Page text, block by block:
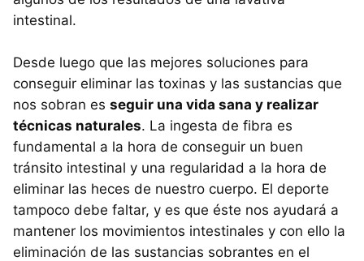
intestinal.
Desde luego que las mejores soluciones para
conseguir eliminar las toxinas y las sustancias que
nos sobran es seguir una vida sana y realizar
técnicas naturales. La ingesta de fibra es
fundamental a la hora de conseguir un buen
tránsito intestinal y una regularidad a la hora de
eliminar las heces de nuestro cuerpo. El deporte
tampoco debe faltar, y es que éste nos ayudará a
mantener los movimientos intestinales y con ello la
eliminación de las sustancias sobrantes en el